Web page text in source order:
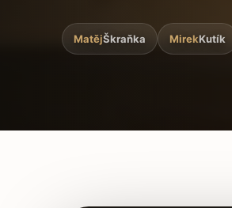
MatějŠkraňka MirekKutík